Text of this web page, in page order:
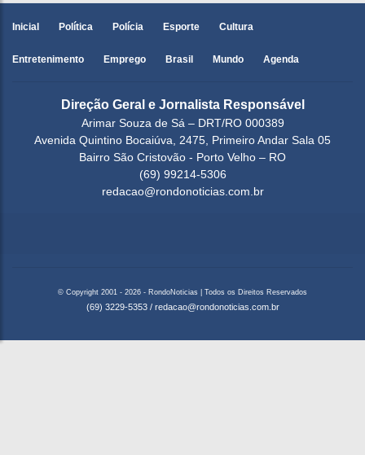
Inicial Política Polícia Esporte Cultura
Entretenimento Emprego Brasil Mundo Agenda
Direção Geral e Jornalista Responsável
Arimar Souza de Sá – DRT/RO 000389
Avenida Quintino Bocaiúva, 2475, Primeiro Andar Sala 05
Bairro São Cristovão - Porto Velho – RO
(69) 99214-5306
redacao@rondonoticias.com.br
© Copyright 2001 - 2026 - RondoNoticias | Todos os Direitos Reservados
(69) 3229-5353 / redacao@rondonoticias.com.br